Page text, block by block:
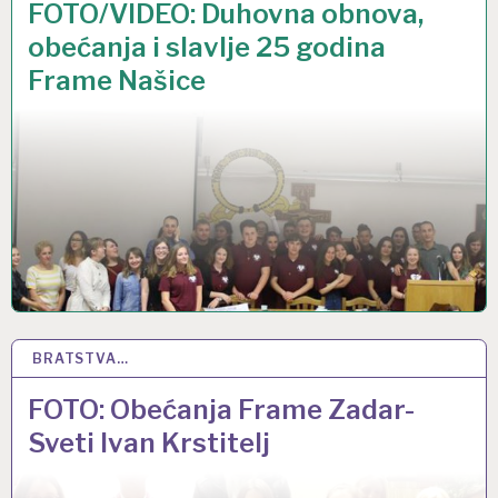
FOTO/VIDEO: Duhovna obnova,
obećanja i slavlje 25 godina
Frame Našice
BRATSTVA…
FOTO: Obećanja Frame Zadar-
Sveti Ivan Krstitelj
27 VELJ 2018